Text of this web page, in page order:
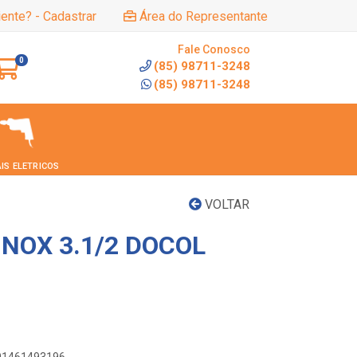
- Cadastrar Área do Representante
0
Fale Conosco
(85) 98711-3248
(85) 98711-3248
ELETRICOS
VOLTAR
3.1/2 DOCOL